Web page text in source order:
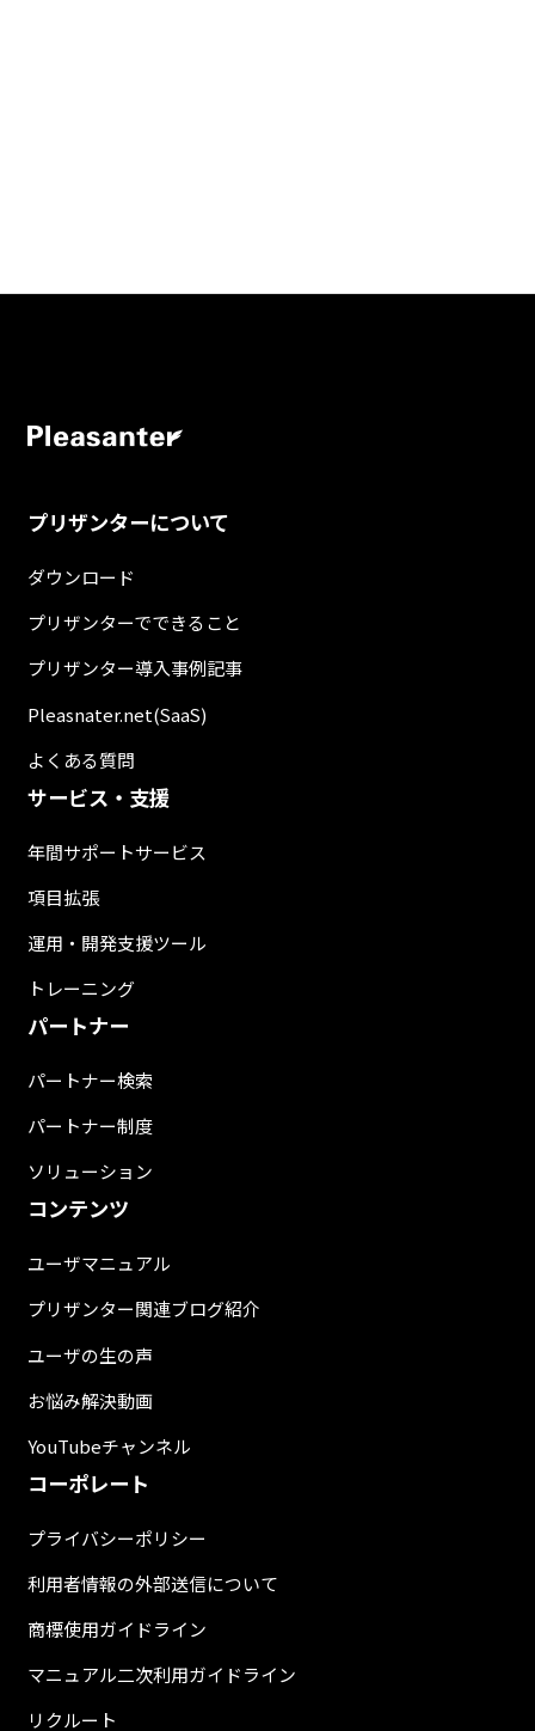
プリザンターについて
ダウンロード
プリザンターでできること
プリザンター導入事例記事
Pleasnater.net(SaaS)
よくある質問
サービス・支援
年間サポートサービス
項目拡張
運用・開発支援ツール
トレーニング
パートナー
パートナー検索
パートナー制度
ソリューション
コンテンツ
ユーザマニュアル
プリザンター関連ブログ紹介
ユーザの生の声
お悩み解決動画
YouTubeチャンネル
コーポレート
プライバシーポリシー
利用者情報の外部送信について
商標使用ガイドライン
マニュアル二次利用ガイドライン
リクルート